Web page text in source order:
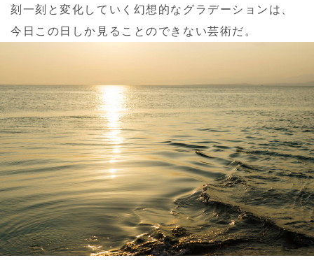
刻一刻と変化していく幻想的なグラデーションは、
今日この日しか見ることのできない芸術だ。